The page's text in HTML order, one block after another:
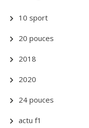
10 sport
20 pouces
2018
2020
24 pouces
actu f1